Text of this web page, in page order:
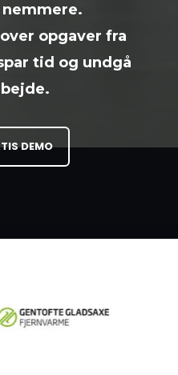
opgaver fra
tid og undgå
DEMO